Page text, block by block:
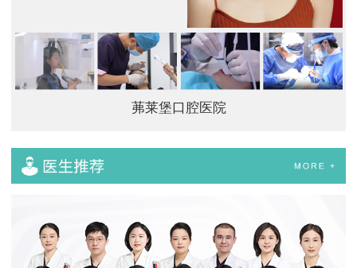
茀莱堡口腔医院